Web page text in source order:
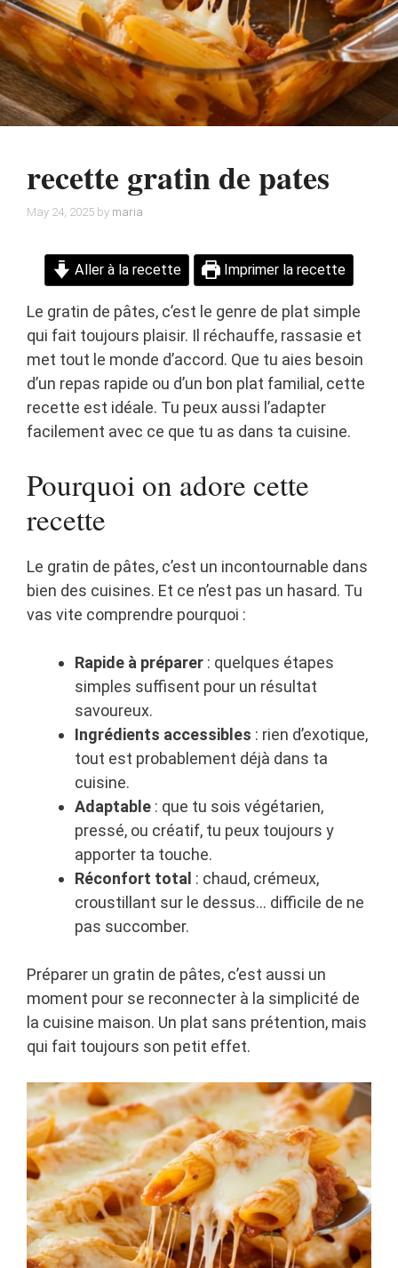
recette gratin de pates
May 24, 2025 by maria
Aller à la recette Imprimer la recette
Le gratin de pâtes, c’est le genre de plat simple
qui fait toujours plaisir. Il réchauffe, rassasie et
met tout le monde d’accord. Que tu aies besoin
d’un repas rapide ou d’un bon plat familial, cette
recette est idéale. Tu peux aussi l’adapter
facilement avec ce que tu as dans ta cuisine.
Pourquoi on adore cette
recette
Le gratin de pâtes, c’est un incontournable dans
bien des cuisines. Et ce n’est pas un hasard. Tu
vas vite comprendre pourquoi :
Rapide à préparer : quelques étapes
simples suffisent pour un résultat
savoureux.
Ingrédients accessibles : rien d’exotique,
tout est probablement déjà dans ta
cuisine.
Adaptable : que tu sois végétarien,
pressé, ou créatif, tu peux toujours y
apporter ta touche.
Réconfort total : chaud, crémeux,
croustillant sur le dessus… difficile de ne
pas succomber.
Préparer un gratin de pâtes, c’est aussi un
moment pour se reconnecter à la simplicité de
la cuisine maison. Un plat sans prétention, mais
qui fait toujours son petit effet.